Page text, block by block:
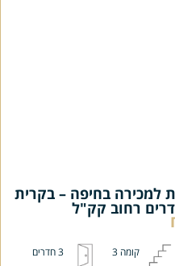
למכירה בחיפה – בקרית
קומה 3 3 חדרים